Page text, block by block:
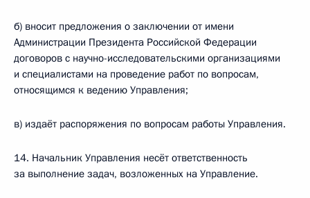
б) вносит предложения о заключении от имени
Администрации Президента Российской Федерации
договоров с научно-исследовательскими организациями
и специалистами на проведение работ по вопросам,
относящимся к ведению Управления;
в) издаёт распоряжения по вопросам работы Управления.
14. Начальник Управления несёт ответственность
за выполнение задач, возложенных на Управление.